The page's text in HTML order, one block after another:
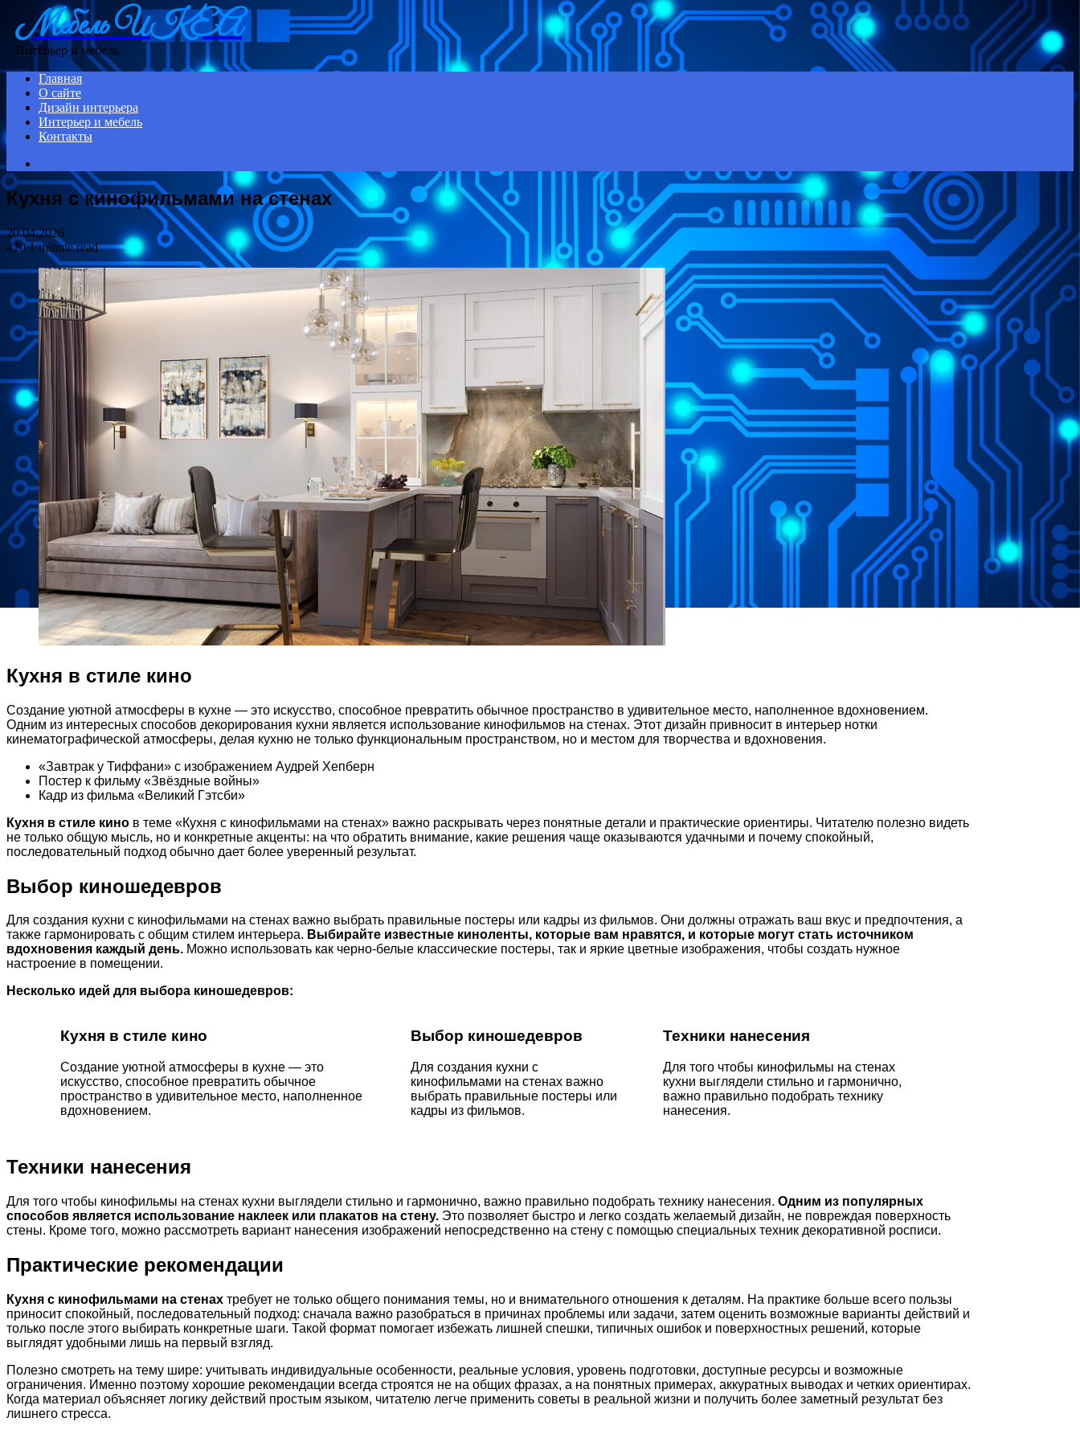
Мебель ИКЕА
Интерьер и мебель
Главная
О сайте
Дизайн интерьера
Интерьер и мебель
Контакты
for
Кухня с кинофильмами на стенах
20.04.2026
4201 minute read
Кухня в стиле кино
Создание уютной атмосферы в кухне — это искусство, способное превратить обычное пространство в удивительное место, наполненное вдохновением.
Одним из интересных способов декорирования кухни является использование кинофильмов на стенах. Этот дизайн привносит в интерьер нотки
кинематографической атмосферы, делая кухню не только функциональным пространством, но и местом для творчества и вдохновения.
«Завтрак у Тиффани» с изображением Аудрей Хепберн
Постер к фильму «Звёздные войны»
Кадр из фильма «Великий Гэтсби»
Кухня в стиле кино в теме «Кухня с кинофильмами на стенах» важно раскрывать через понятные детали и практические ориентиры. Читателю полезно видеть
не только общую мысль, но и конкретные акценты: на что обратить внимание, какие решения чаще оказываются удачными и почему спокойный,
последовательный подход обычно дает более уверенный результат.
Выбор киношедевров
Для создания кухни с кинофильмами на стенах важно выбрать правильные постеры или кадры из фильмов. Они должны отражать ваш вкус и предпочтения, а
также гармонировать с общим стилем интерьера. Выбирайте известные киноленты, которые вам нравятся, и которые могут стать источником
вдохновения каждый день. Можно использовать как черно-белые классические постеры, так и яркие цветные изображения, чтобы создать нужное
настроение в помещении.
Несколько идей для выбора киношедевров:
Кухня в стиле кино
Создание уютной атмосферы в кухне — это
искусство, способное превратить обычное
пространство в удивительное место, наполненное
вдохновением.
Выбор киношедевров
Для создания кухни с
кинофильмами на стенах важно
выбрать правильные постеры или
кадры из фильмов.
Техники нанесения
Для того чтобы кинофильмы на стенах
кухни выглядели стильно и гармонично,
важно правильно подобрать технику
нанесения.
Техники нанесения
Для того чтобы кинофильмы на стенах кухни выглядели стильно и гармонично, важно правильно подобрать технику нанесения. Одним из популярных
способов является использование наклеек или плакатов на стену. Это позволяет быстро и легко создать желаемый дизайн, не повреждая поверхность
стены. Кроме того, можно рассмотреть вариант нанесения изображений непосредственно на стену с помощью специальных техник декоративной росписи.
Практические рекомендации
Кухня с кинофильмами на стенах требует не только общего понимания темы, но и внимательного отношения к деталям. На практике больше всего пользы
приносит спокойный, последовательный подход: сначала важно разобраться в причинах проблемы или задачи, затем оценить возможные варианты действий и
только после этого выбирать конкретные шаги. Такой формат помогает избежать лишней спешки, типичных ошибок и поверхностных решений, которые
выглядят удобными лишь на первый взгляд.
Полезно смотреть на тему шире: учитывать индивидуальные особенности, реальные условия, уровень подготовки, доступные ресурсы и возможные
ограничения. Именно поэтому хорошие рекомендации всегда строятся не на общих фразах, а на понятных примерах, аккуратных выводах и четких ориентирах.
Когда материал объясняет логику действий простым языком, читателю легче применить советы в реальной жизни и получить более заметный результат без
лишнего стресса.